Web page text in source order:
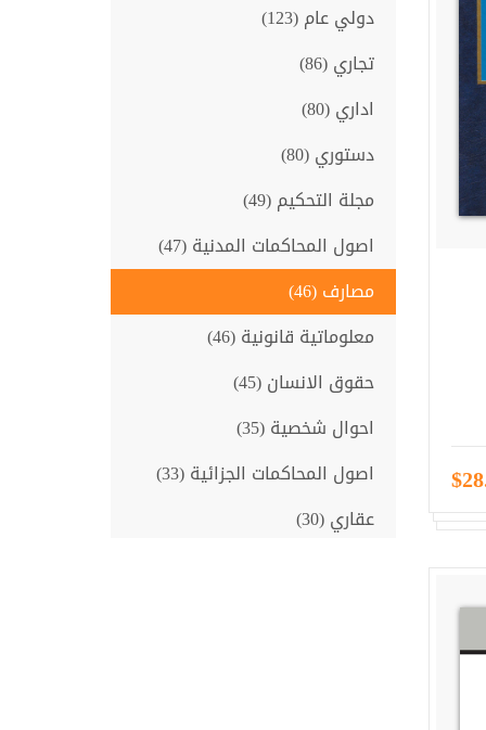
دولي عام (123)
تجاري (86)
اداري (80)
دستوري (80)
مجلة التحكيم (49)
اصول المحاكمات المدنية (47)
مصارف (46)
معلوماتية قانونية (46)
حقوق الانسان (45)
احوال شخصية (35)
اصول المحاكمات الجزائية (33)
عقاري (30)